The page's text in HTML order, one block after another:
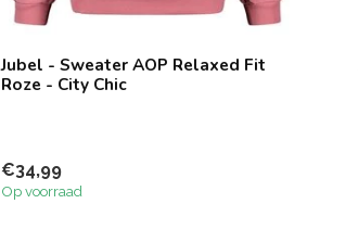
Jubel - Sweater AOP Relaxed Fit
Roze - City Chic
€34,99
Op voorraad